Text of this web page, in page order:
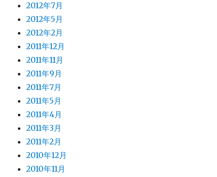
2012年7月
2012年5月
2012年2月
2011年12月
2011年11月
2011年9月
2011年7月
2011年5月
2011年4月
2011年3月
2011年2月
2010年12月
2010年11月